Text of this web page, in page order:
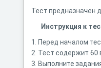
Тест предназначен
Инструкция к
1. Перед началом
2. Тест содержит 60
3. Выполните